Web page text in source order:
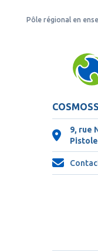
Pôle régional en
9, rue